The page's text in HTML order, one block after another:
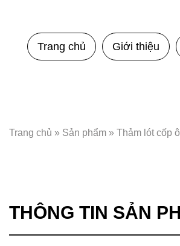
Trang chủ Giới thiệu
Trang chủ » Sản phẩm » Thảm lót cốp
THÔNG TIN SẢN